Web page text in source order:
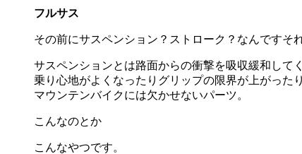
フルサス
その前にサスペンション？ストローク？なんですそ
サスペンションとは路面からの衝撃を吸収緩和して
乗り心地がよくなったりグリップの限界が上がった
マウンテンバイクには欠かせないパーツ。
こんなのとか
こんなやつです。